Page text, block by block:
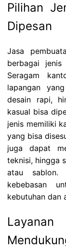
Pilihan
Dipesan
Jasa
berbagai jenis
Seragam
lapangan
desain rapi,
kasual bisa
jenis memiliki
yang bisa
juga dapat
teknisi, hingga
atau sablon.
kebebasan
kebutuhan dan